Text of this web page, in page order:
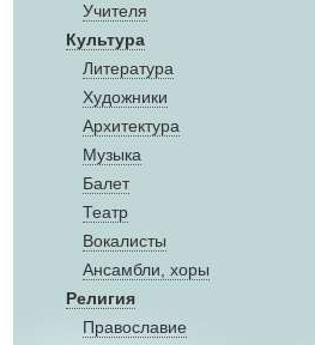
Учителя
Культура
Литература
Художники
Aрхитектура
Музыка
Балет
Театр
Вокалисты
Aнсамбли, хоры
Религия
Православие